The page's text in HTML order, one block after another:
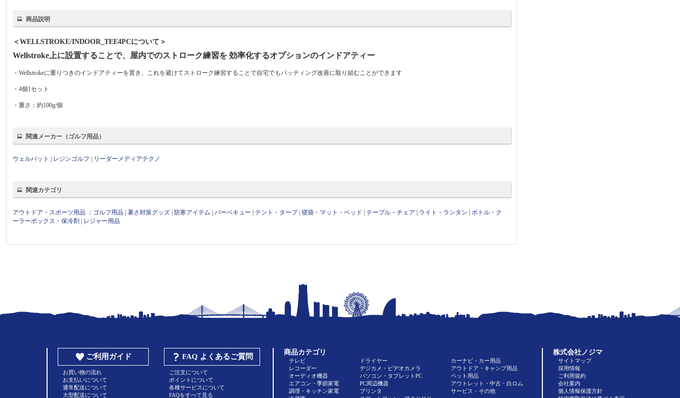
商品説明
＜WELLSTROKE/INDOOR_TEE4PCについて＞
Wellstroke上に設置することで、屋内でのストローク練習を 効率化するオプションのインドアティー
・Wellstrokeに重りつきのインドアティーを置き、これを避けてストローク練習することで自宅でもパッティング改善に取り組むことができます
・4個1セット
・重さ：約100g/個
関連メーカー（ゴルフ用品）
ウェルパット レジンゴルフ リーダーメディアテクノ
関連カテゴリ
アウトドア・スポーツ用品 ： ゴルフ用品 |暑さ対策グッズ 防寒アイテム |バーベキュー テント・タープ|寝袋・マット・ベッド テーブル・チェア ライト・ランタン |ボトル・ク
ーラーボックス・保冷剤
レジャー用品
ご利用ガイド
お買い物の流れ
お支払いについて
通常配送について
大型配送について
FAQ よくあるご質問
ご注文について
ポイントについて
各種サービスについて
FAQをすべて見る
商品カテゴリ
テレビ
レコーダー
オーディオ機器
エアコン・季節家電
調理・キッチン家電
ドライヤー
デジカメ・ビデオカメラ
パソコン・タブレットPC
PC周辺機器
プリンタ
カーナビ・カー用品
アウトドア・キャンプ用品
ペット用品
アウトレット・中古・白ロム
サービス・その他
株式会社ノジマ
サイトマップ
採用情報
ご利用規約
会社案内
個人情報保護方針